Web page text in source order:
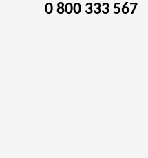
0 800 333 567